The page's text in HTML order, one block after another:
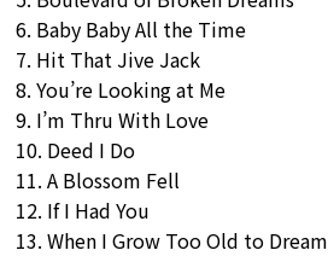
6. Baby Baby All the Time
7. Hit That Jive Jack
8. You’re Looking at Me
9. I’m Thru With Love
10. Deed I Do
11. A Blossom Fell
12. If I Had You
13. When I Grow Too Old to Dream